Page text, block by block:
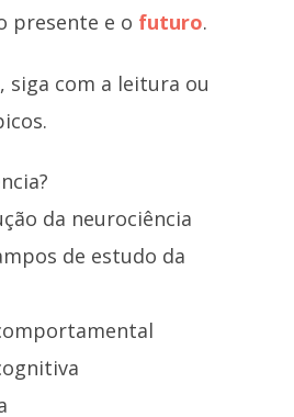
presente e o futuro.
siga com a leitura ou
da neurociência
de estudo da